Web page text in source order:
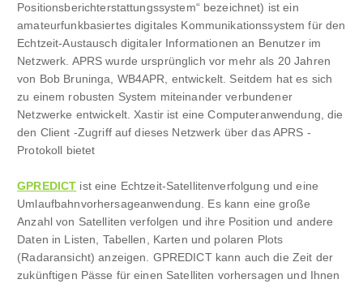
Positionsberichterstattungssystem“ bezeichnet) ist ein
amateurfunkbasiertes digitales Kommunikationssystem für den
Echtzeit-Austausch digitaler Informationen an Benutzer im
Netzwerk. APRS wurde ursprünglich vor mehr als 20 Jahren
von Bob Bruninga, WB4APR, entwickelt. Seitdem hat es sich
zu einem robusten System miteinander verbundener
Netzwerke entwickelt. Xastir ist eine Computeranwendung, die
den Client -Zugriff auf dieses Netzwerk über das APRS -
Protokoll bietet
GPREDICT ist eine Echtzeit-Satellitenverfolgung und eine
Umlaufbahnvorhersageanwendung. Es kann eine große
Anzahl von Satelliten verfolgen und ihre Position und andere
Daten in Listen, Tabellen, Karten und polaren Plots
(Radaransicht) anzeigen. GPREDICT kann auch die Zeit der
zukünftigen Pässe für einen Satelliten vorhersagen und Ihnen